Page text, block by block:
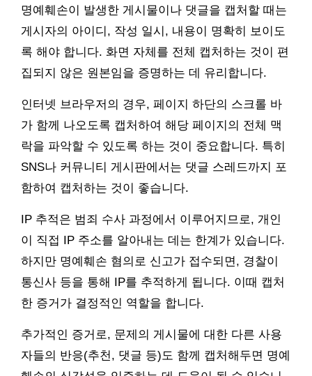
명예훼손이 발생한 게시물이나 댓글을 캡처할 때는
게시자의 아이디, 작성 일시, 내용이 명확히 보이도
록 해야 합니다. 화면 자체를 전체 캡처하는 것이 편
집되지 않은 원본임을 증명하는 데 유리합니다.
인터넷 브라우저의 경우, 페이지 하단의 스크롤 바
가 함께 나오도록 캡처하여 해당 페이지의 전체 맥
락을 파악할 수 있도록 하는 것이 중요합니다. 특히
SNS나 커뮤니티 게시판에서는 댓글 스레드까지 포
함하여 캡처하는 것이 좋습니다.
IP 추적은 범죄 수사 과정에서 이루어지므로, 개인
이 직접 IP 주소를 알아내는 데는 한계가 있습니다.
하지만 명예훼손 혐의로 신고가 접수되면, 경찰이
통신사 등을 통해 IP를 추적하게 됩니다. 이때 캡처
한 증거가 결정적인 역할을 합니다.
추가적인 증거로, 문제의 게시물에 대한 다른 사용
자들의 반응(추천, 댓글 등)도 함께 캡처해두면 명예